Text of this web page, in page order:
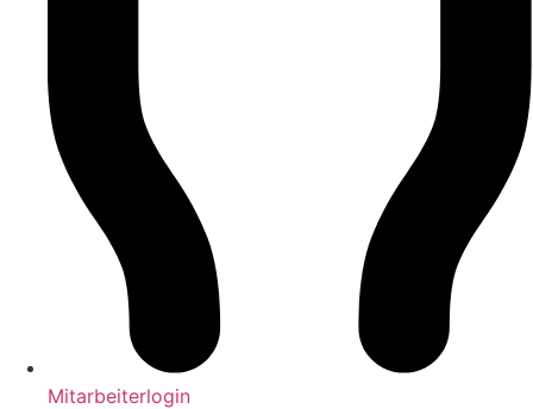
Mitarbeiterlogin